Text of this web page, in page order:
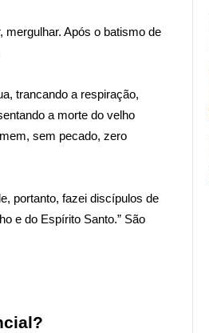
mergulhar. Após o batismo de
trancando a respiração,
a morte do velho
sem pecado, zero
portanto, fazei discípulos de
e do Espírito Santo.” São